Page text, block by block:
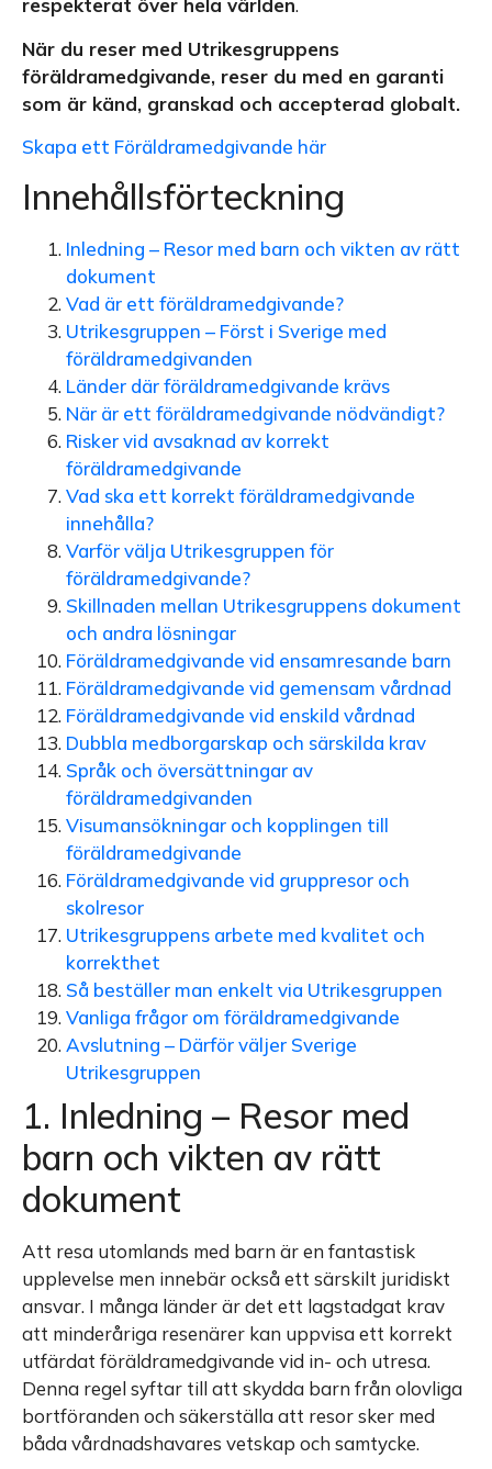
respekterat över hela världen.
När du reser med Utrikesgruppens
föräldramedgivande, reser du med en garanti
som är känd, granskad och accepterad globalt.
Skapa ett Föräldramedgivande här
Innehållsförteckning
Inledning – Resor med barn och vikten av rätt
dokument
Vad är ett föräldramedgivande?
Utrikesgruppen – Först i Sverige med
föräldramedgivanden
Länder där föräldramedgivande krävs
När är ett föräldramedgivande nödvändigt?
Risker vid avsaknad av korrekt
föräldramedgivande
Vad ska ett korrekt föräldramedgivande
innehålla?
Varför välja Utrikesgruppen för
föräldramedgivande?
Skillnaden mellan Utrikesgruppens dokument
och andra lösningar
Föräldramedgivande vid ensamresande barn
Föräldramedgivande vid gemensam vårdnad
Föräldramedgivande vid enskild vårdnad
Dubbla medborgarskap och särskilda krav
Språk och översättningar av
föräldramedgivanden
Visumansökningar och kopplingen till
föräldramedgivande
Föräldramedgivande vid gruppresor och
skolresor
Utrikesgruppens arbete med kvalitet och
korrekthet
Så beställer man enkelt via Utrikesgruppen
Vanliga frågor om föräldramedgivande
Avslutning – Därför väljer Sverige
Utrikesgruppen
1. Inledning – Resor med
barn och vikten av rätt
dokument
Att resa utomlands med barn är en fantastisk
upplevelse men innebär också ett särskilt juridiskt
ansvar. I många länder är det ett lagstadgat krav
att minderåriga resenärer kan uppvisa ett korrekt
utfärdat föräldramedgivande vid in- och utresa.
Denna regel syftar till att skydda barn från olovliga
bortföranden och säkerställa att resor sker med
båda vårdnadshavares vetskap och samtycke.